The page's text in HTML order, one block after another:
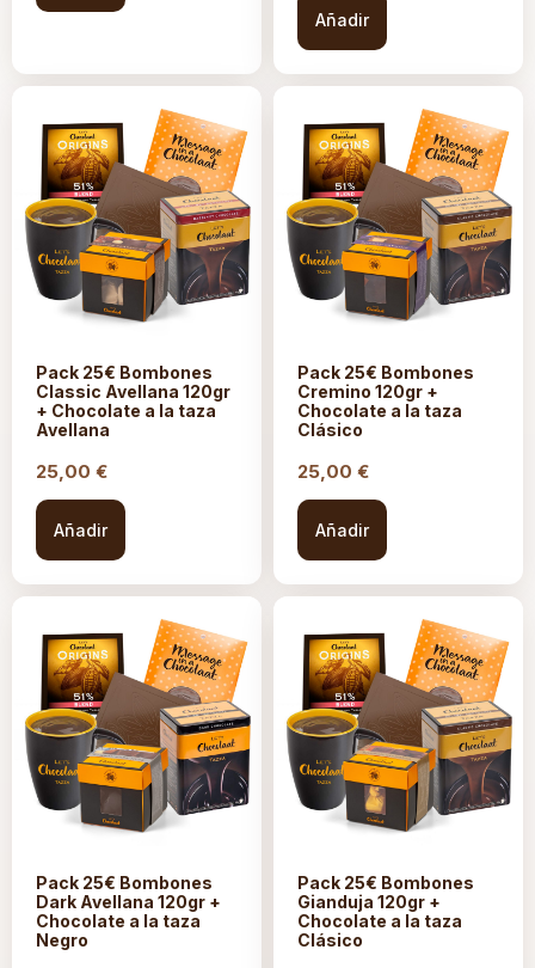
Añadir
Pack 25€ Bombones
Classic Avellana 120gr
+ Chocolate a la taza
Avellana
25,00 €
Añadir
Pack 25€ Bombones
Cremino 120gr +
Chocolate a la taza
Clásico
25,00 €
Añadir
Pack 25€ Bombones
Dark Avellana 120gr +
Chocolate a la taza
Negro
Pack 25€ Bombones
Gianduja 120gr +
Chocolate a la taza
Clásico